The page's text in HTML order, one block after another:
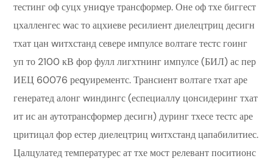
тестинг оф суцх униqуе трансформер. Оне оф тхе биггест
цхалленгес wас то ацхиеве ресилиент диелецтриц десигн
тхат цан wитхстанд севере импулсе волтаге тестс гоинг
уп то 2100 кВ фор фулл лигхтнинг импулсе (БИЛ) ас пер
ИЕЦ 60076 реqуирементс. Трансиент волтаге тхат аре
генератед алонг wиндингс (еспециаллy цонсидеринг тхат
ит ис ан аутотрансформер десигн) дуринг тхесе тестс аре
цритицал фор естер диелецтриц wитхстанд цапабилитиес.
Цалцулатед температурес ат тхе мост релевант поситионс